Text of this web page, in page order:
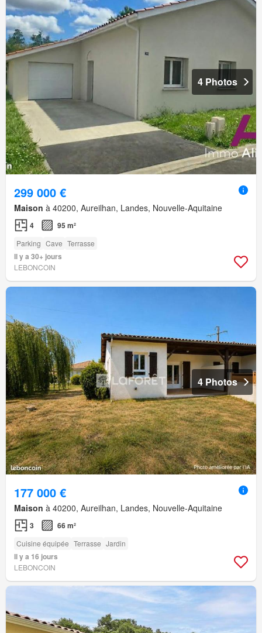
4 Photos
299 000 €
Maison à 40200, Aureilhan, Landes, Nouvelle-Aquitaine
4 95 m²
Parking Cave Terrasse
Il y a 30+ jours
LEBONCOIN
4 Photos
177 000 €
Maison à 40200, Aureilhan, Landes, Nouvelle-Aquitaine
3 66 m²
Cuisine équipée Terrasse Jardin
Il y a 16 jours
LEBONCOIN